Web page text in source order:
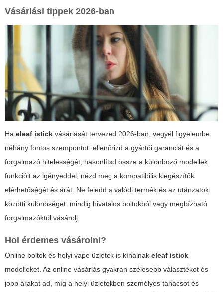
Vásárlási tippek 2026-ban
Ha eleaf istick vásárlását tervezed 2026-ban, vegyél figyelembe
néhány fontos szempontot: ellenőrizd a gyártói garanciát és a
forgalmazó hitelességét; hasonlítsd össze a különböző modellek
funkcióit az igényeddel; nézd meg a kompatibilis kiegészítők
elérhetőségét és árát. Ne feledd a valódi termék és az utánzatok
közötti különbséget: mindig hivatalos boltokból vagy megbízható
forgalmazóktól vásárolj.
Hol érdemes vásárolni?
Online boltok és helyi vape üzletek is kínálnak eleaf istick
modelleket. Az online vásárlás gyakran szélesebb választékot és
jobb árakat ad, míg a helyi üzletekben személyes tanácsot és